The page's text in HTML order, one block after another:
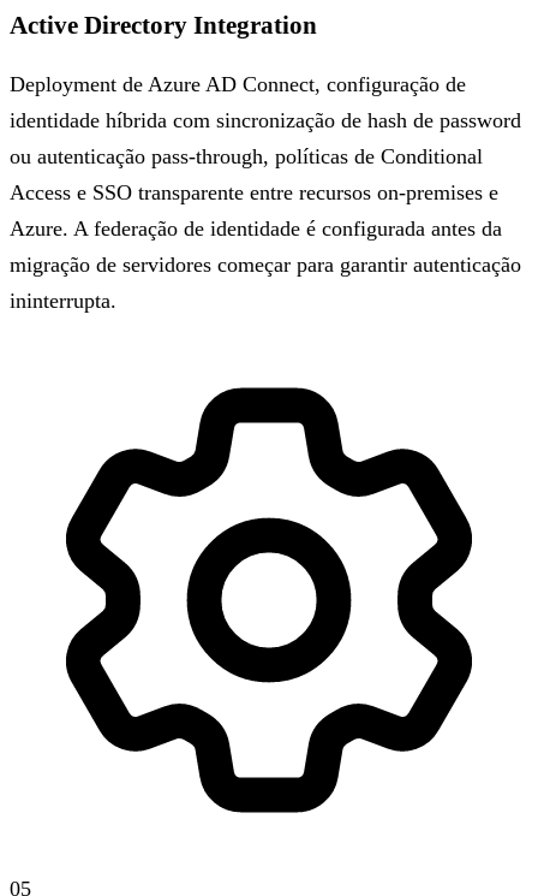
Active Directory Integration
Deployment de Azure AD Connect, configuração de
identidade híbrida com sincronização de hash de password
ou autenticação pass-through, políticas de Conditional
Access e SSO transparente entre recursos on-premises e
Azure. A federação de identidade é configurada antes da
migração de servidores começar para garantir autenticação
ininterrupta.
05